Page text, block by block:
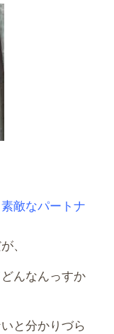
敵なパートナ
、
んなんっすか
と分かりづら